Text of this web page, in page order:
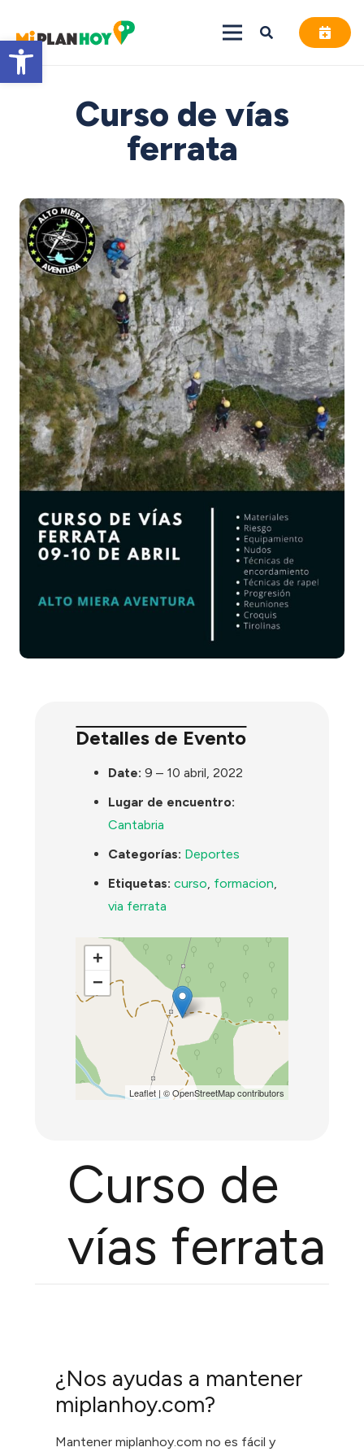
Abrir barra de herramientas
Curso de vías
ferrata
Detalles de Evento
Date: 9 – 10 abril, 2022
Lugar de encuentro:
Cantabria
Categorías: Deportes
Etiquetas: curso formacion
via ferrata
+
−
Leaflet| ©OpenStreetMapcontributors
Curso de
vías ferrata
¿Nos ayudas a mantener
miplanhoy.com?
Mantener miplanhoy.com no es fácil y